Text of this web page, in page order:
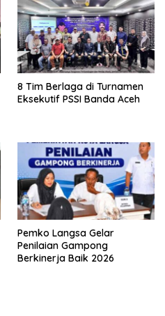
8 Tim Berlaga di Turnamen
Eksekutif PSSI Banda Aceh
Pemko Langsa Gelar
Penilaian Gampong
Berkinerja Baik 2026